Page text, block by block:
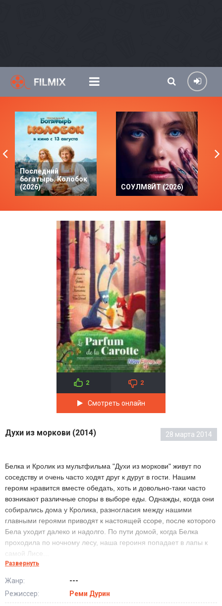
Последний
богатырь. Колобок
(2026)
СОУЛМ8ЙТ (2026)
2 2
Смотреть онлайн
Духи из моркови (2014) 28 марта 2014
Белка и Кролик из мультфильма "Духи из моркови" живут по
соседству и очень часто ходят друг к дуруг в гости. Нашим
героям нравится вместе обедать, хоть и довольно-таки часто
возникают различные споры в выборе еды. Однажды, когда они
собирались дома у Кролика, разногласия между нашими
главными героями приводят к настоящей ссоре, после которого
Бела уходит далеко и надолго. По пути домой, когда Белка
проходила по ночному лесу, наша героиня попадает в лапы к
самой Лисе...
году!
Развернуть
Жанр:
---
Режиссер:
Реми Дурин